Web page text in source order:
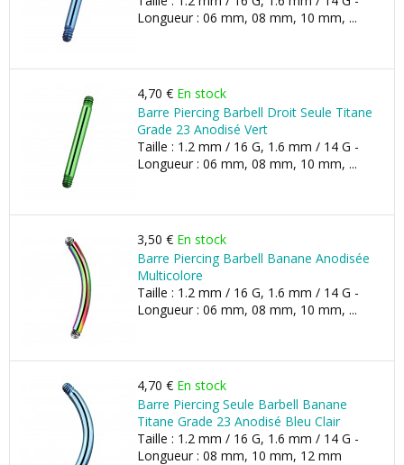
Longueur : 06 mm, 08 mm, 10 mm, ...
4,70 € En stock
Barre Piercing Barbell Droit Seule Titane
Grade 23 Anodisé Vert
Taille : 1.2 mm / 16 G, 1.6 mm / 14 G -
Longueur : 06 mm, 08 mm, 10 mm, ...
3,50 € En stock
Barre Piercing Barbell Banane Anodisée
Multicolore
Taille : 1.2 mm / 16 G, 1.6 mm / 14 G -
Longueur : 06 mm, 08 mm, 10 mm, ...
4,70 € En stock
Barre Piercing Seule Barbell Banane
Titane Grade 23 Anodisé Bleu Clair
Taille : 1.2 mm / 16 G, 1.6 mm / 14 G -
Longueur : 08 mm, 10 mm, 12 mm